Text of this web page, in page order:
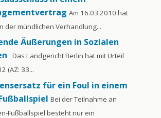
Am 16.03.2010 hat
der mündlichen Verhandlung...
Äußerungen in Sozialen
Das Landgericht Berlin hat mit Urteil
(AZ: 33...
für ein Foul in einem
Bei der Teilnahme an
Fußballspiel besteht nur ein